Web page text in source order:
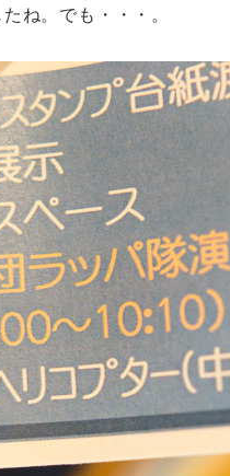
ね。でも・・・。